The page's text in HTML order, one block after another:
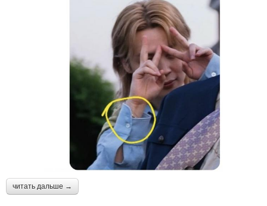
читать дальше →